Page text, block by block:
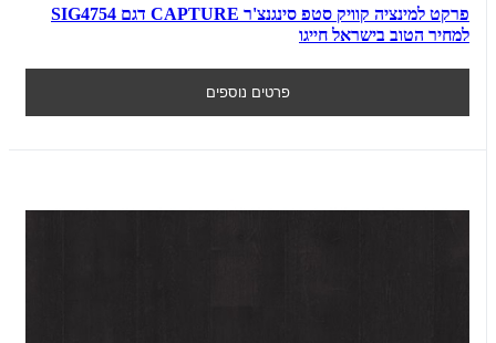
פרקט למינציה קוויק סטפ סינגנצ'ר CAPTURE דגם SIG4754
למחיר הטוב בישראל חייגו
פרטים נוספים